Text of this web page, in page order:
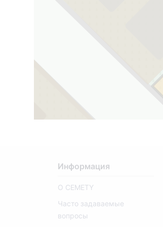
Информация
О CEMETY
Часто задаваемые
вопросы